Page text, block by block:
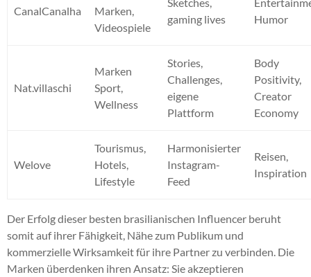
CanalCanalha
Marken,
Videospiele
gaming lives
Humor
Nat.villaschi
Marken
Sport,
Wellness
Stories,
Challenges,
eigene
Plattform
Body
Positivity,
Creator
Economy
Welove
Tourismus,
Hotels,
Lifestyle
Harmonisierter
Instagram-
Feed
Reisen,
Inspiration
Der Erfolg dieser besten brasilianischen Influencer beruht
somit auf ihrer Fähigkeit, Nähe zum Publikum und
kommerzielle Wirksamkeit für ihre Partner zu verbinden. Die
Marken überdenken ihren Ansatz: Sie akzeptieren